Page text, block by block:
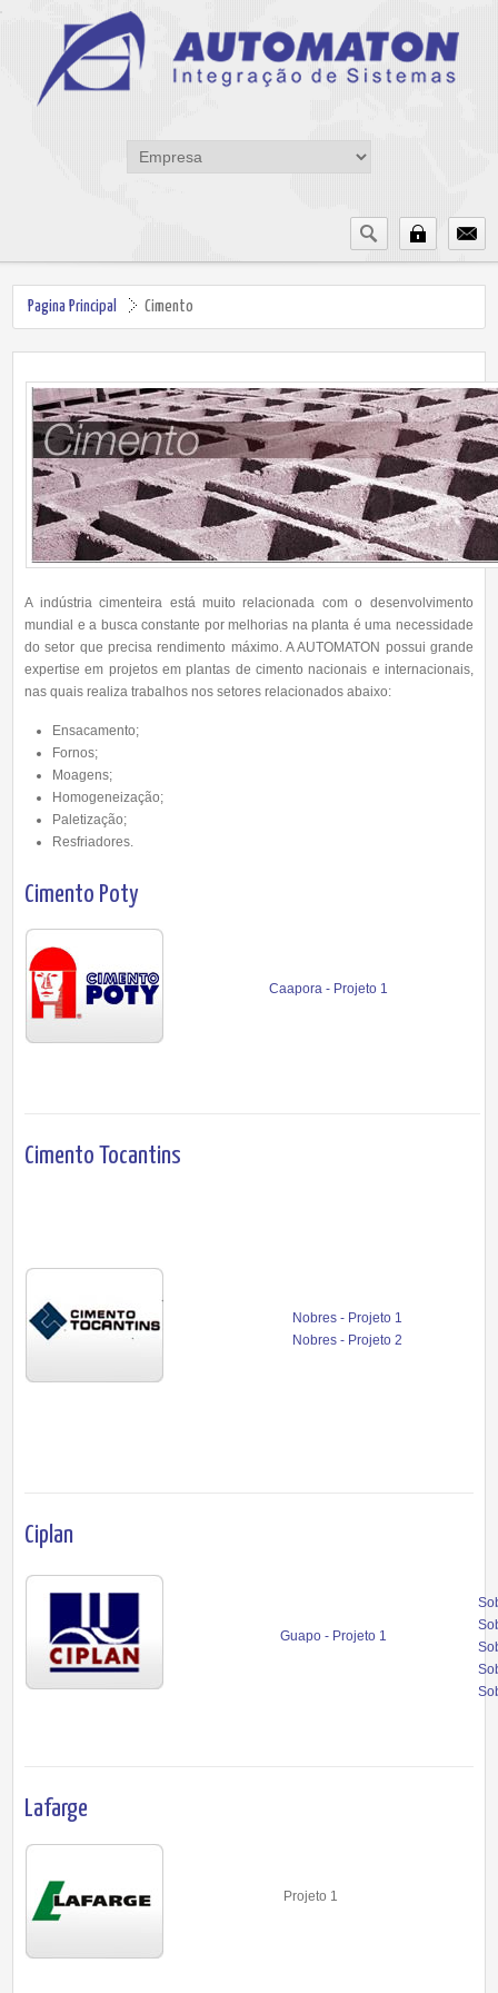
Pagina Principal Cimento
A indústria cimenteira está muito relacionada com o desenvolvimento
mundial e a busca constante por melhorias na planta é uma necessidade
do setor que precisa rendimento máximo. A AUTOMATON possui grande
expertise em projetos em plantas de cimento nacionais e internacionais,
nas quais realiza trabalhos nos setores relacionados abaixo:
Ensacamento;
Fornos;
Moagens;
Homogeneização;
Paletização;
Resfriadores.
Cimento Poty
Caapora - Projeto 1
Cimento Tocantins
Nobres - Projeto 1
Nobres - Projeto 2
Ciplan
Guapo - Projeto 1
Lafarge
Projeto 1